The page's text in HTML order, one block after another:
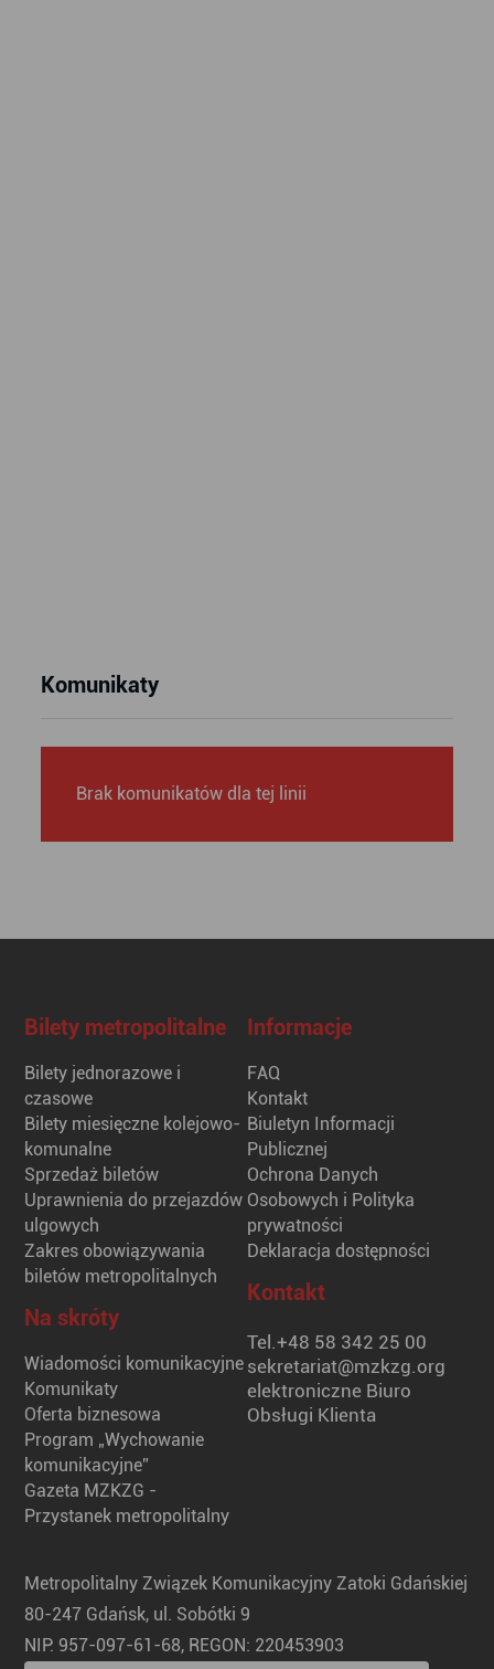
Komunikaty
Brak komunikatów dla tej linii
Bilety metropolitalne
Bilety jednorazowe i
czasowe
Bilety miesięczne kolejowo-
komunalne
Sprzedaż biletów
Uprawnienia do przejazdów
ulgowych
Zakres obowiązywania
biletów metropolitalnych
Na skróty
Wiadomości komunikacyjne
Komunikaty
Oferta biznesowa
Program „Wychowanie
komunikacyjne”
Gazeta MZKZG -
Przystanek metropolitalny
Informacje
FAQ
Kontakt
Biuletyn Informacji
Publicznej
Ochrona Danych
Osobowych i Polityka
prywatności
Deklaracja dostępności
Kontakt
Tel.+48 58 342 25 00
sekretariat@mzkzg.org
elektroniczne Biuro
Obsługi Klienta
Metropolitalny Związek Komunikacyjny Zatoki Gdańskiej
80-247 Gdańsk, ul. Sobótki 9
NIP: 957-097-61-68, REGON: 220453903